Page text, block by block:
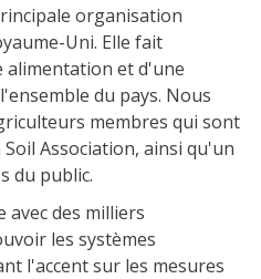
organisation
Uni. Elle fait
alimentation et d'une
du pays. Nous
membres qui sont
Association, ainsi qu'un
du public.
avec des milliers
les systèmes
l'accent sur les mesures